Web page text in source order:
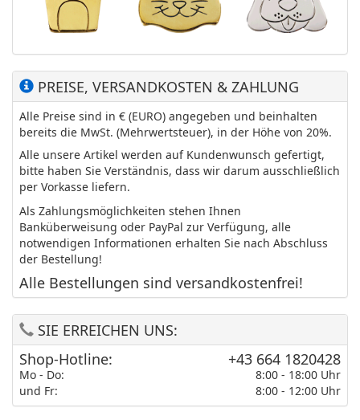
PREISE, VERSANDKOSTEN & ZAHLUNG
Alle Preise sind in € (EURO) angegeben und beinhalten
bereits die MwSt. (Mehrwertsteuer), in der Höhe von 20%.
Alle unsere Artikel werden auf Kundenwunsch gefertigt,
bitte haben Sie Verständnis, dass wir darum ausschließlich
per Vorkasse liefern.
Als Zahlungsmöglichkeiten stehen Ihnen
Banküberweisung oder PayPal zur Verfügung, alle
notwendigen Informationen erhalten Sie nach Abschluss
der Bestellung!
Alle Bestellungen sind versandkostenfrei!
SIE ERREICHEN UNS:
Shop-Hotline:
Mo - Do:
und Fr:
+43 664 1820428
8:00 - 18:00 Uhr
8:00 - 12:00 Uhr